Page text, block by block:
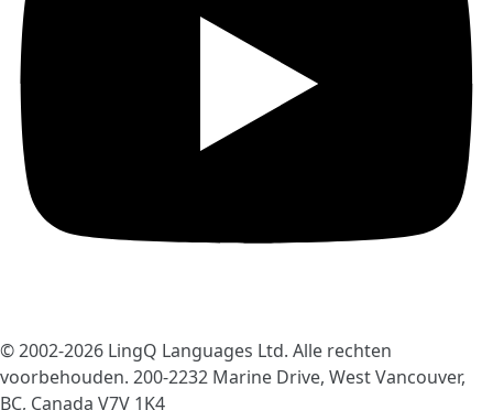
© 2002-2026 LingQ Languages Ltd. Alle rechten
voorbehouden. 200-2232 Marine Drive, West Vancouver,
BC, Canada V7V 1K4